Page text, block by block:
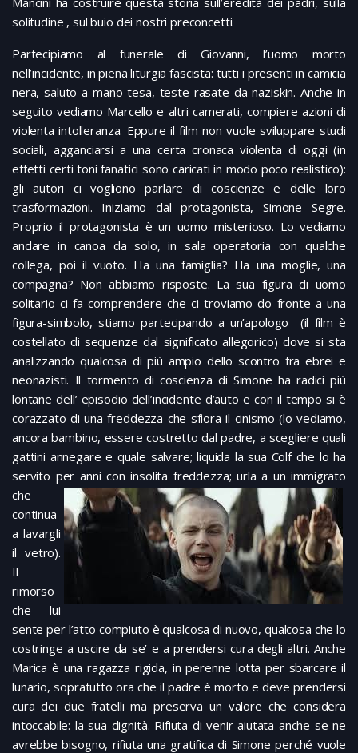
solitudine , sul buio dei nostri preconcetti.
Partecipiamo al funerale di Giovanni, l’uomo morto
nell’incidente, in piena liturgia fascista: tutti i presenti in camicia
nera, saluto a mano tesa, teste rasate da naziskin. Anche in
seguito vediamo Marcello e altri camerati, compiere azioni di
violenta intolleranza. Eppure il film non vuole sviluppare studi
sociali, agganciarsi a una certa cronaca violenta di oggi (in
effetti certi toni fanatici sono caricati in modo poco realistico):
gli autori ci vogliono parlare di coscienze e delle loro
trasformazioni. Iniziamo dal protagonista, Simone Segre.
Proprio il protagonista è un uomo misterioso. Lo vediamo
andare in canoa da solo, in sala operatoria con qualche
collega, poi il vuoto. Ha una famiglia? Ha una moglie, una
compagna? Non abbiamo risposte. La sua figura di uomo
solitario ci fa comprendere che ci troviamo do fronte a una
figura-simbolo, stiamo partecipando a un’apologo (il film è
costellato di sequenze dal significato allegorico) dove si sta
analizzando qualcosa di più ampio dello scontro fra ebrei e
neonazisti. Il tormento di coscienza di Simone ha radici più
lontane dell’ episodio dell’incidente d’auto e con il tempo si è
corazzato di una freddezza che sfiora il cinismo (lo vediamo,
ancora bambino, essere costretto dal padre, a scegliere quali
gattini annegare e quale salvare; liquida la sua Colf che lo ha
servito per anni con insolita freddezza; urla a unimmigrato
che
continua
a lavargli
il vetro).
Il
rimorso
che lui
sente per l’atto compiuto è qualcosa di nuovo, qualcosa che lo
costringe a uscire da se’ e a prendersi cura degli altri. Anche
Marica è una ragazza rigida, in perenne lotta per sbarcare il
lunario, sopratutto ora che il padre è morto e deve prendersi
cura dei due fratelli ma preserva un valore che considera
intoccabile: la sua dignità. Rifiuta di venir aiutata anche se ne
avrebbe bisogno, rifiuta una gratifica di Simone perché vuole